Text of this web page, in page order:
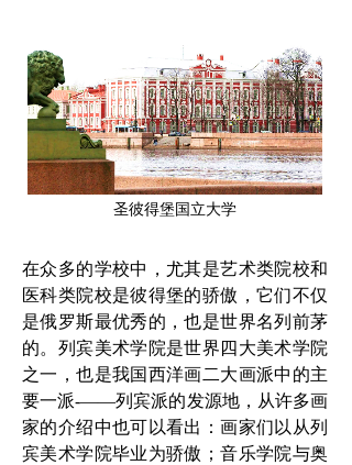
圣彼得堡国立大学
在众多的学校中，尤其是艺术类院校和
医科类院校是彼得堡的骄傲，它们不仅
是俄罗斯最优秀的，也是世界名列前茅
的。列宾美术学院是世界四大美术学院
之一，也是我国西洋画二大画派中的主
要一派-——列宾派的发源地，从许多画
家的介绍中也可以看出：画家们以从列
宾美术学院毕业为骄傲；音乐学院与奥